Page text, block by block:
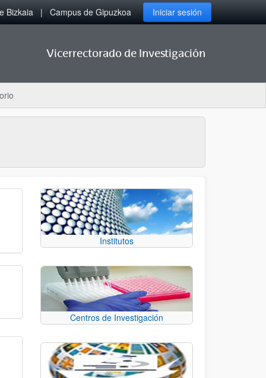
Bizkaia Campus de Gipuzkoa Iniciar sesión
Vicerrectorado de Investigación
Institutos
Centros de Investigación